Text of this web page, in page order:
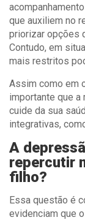
que auxiliem no
priorizar opções
Contudo, em
mais restritos
Assim como em
importante que a
cuide da sua
integrativas,
A
repercutir
filho?
Essa questão é
evidenciam que